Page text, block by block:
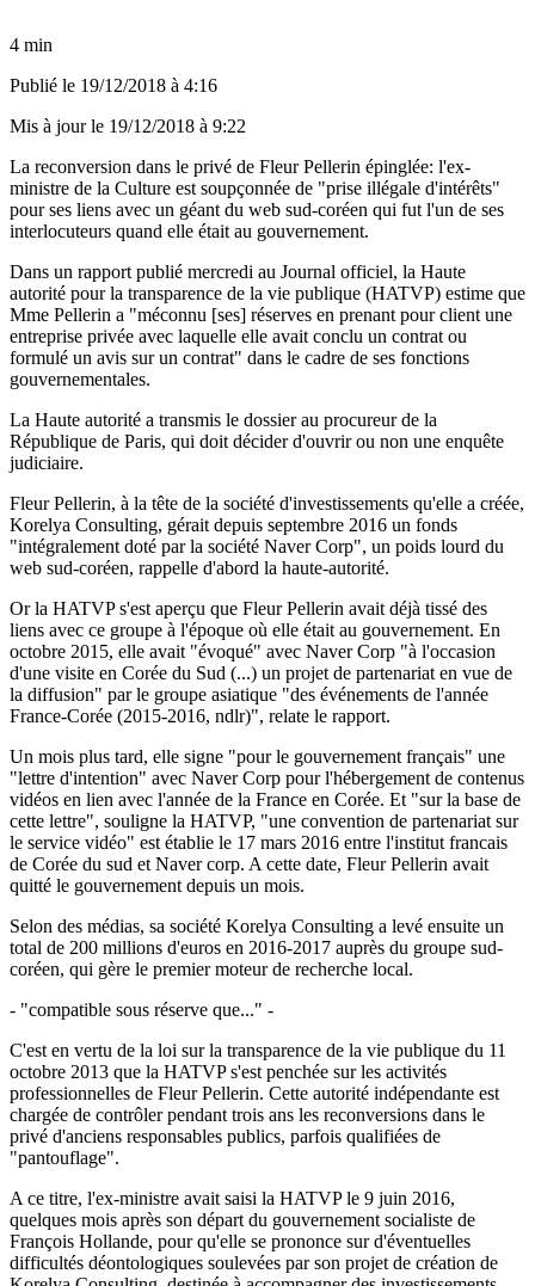
4 min
Publié le 19/12/2018 à 4:16
Mis à jour le 19/12/2018 à 9:22
La reconversion dans le privé de Fleur Pellerin épinglée: l'ex-
ministre de la Culture est soupçonnée de "prise illégale d'intérêts"
pour ses liens avec un géant du web sud-coréen qui fut l'un de ses
interlocuteurs quand elle était au gouvernement.
Dans un rapport publié mercredi au Journal officiel, la Haute
autorité pour la transparence de la vie publique (HATVP) estime que
Mme Pellerin a "méconnu [ses] réserves en prenant pour client une
entreprise privée avec laquelle elle avait conclu un contrat ou
formulé un avis sur un contrat" dans le cadre de ses fonctions
gouvernementales.
La Haute autorité a transmis le dossier au procureur de la
République de Paris, qui doit décider d'ouvrir ou non une enquête
judiciaire.
Fleur Pellerin, à la tête de la société d'investissements qu'elle a créée,
Korelya Consulting, gérait depuis septembre 2016 un fonds
"intégralement doté par la société Naver Corp", un poids lourd du
web sud-coréen, rappelle d'abord la haute-autorité.
Or la HATVP s'est aperçu que Fleur Pellerin avait déjà tissé des
liens avec ce groupe à l'époque où elle était au gouvernement. En
octobre 2015, elle avait "évoqué" avec Naver Corp "à l'occasion
d'une visite en Corée du Sud (...) un projet de partenariat en vue de
la diffusion" par le groupe asiatique "des événements de l'année
France-Corée (2015-2016, ndlr)", relate le rapport.
Un mois plus tard, elle signe "pour le gouvernement français" une
"lettre d'intention" avec Naver Corp pour l'hébergement de contenus
vidéos en lien avec l'année de la France en Corée. Et "sur la base de
cette lettre", souligne la HATVP, "une convention de partenariat sur
le service vidéo" est établie le 17 mars 2016 entre l'institut francais
de Corée du sud et Naver corp. A cette date, Fleur Pellerin avait
quitté le gouvernement depuis un mois.
Selon des médias, sa société Korelya Consulting a levé ensuite un
total de 200 millions d'euros en 2016-2017 auprès du groupe sud-
coréen, qui gère le premier moteur de recherche local.
- "compatible sous réserve que..." -
C'est en vertu de la loi sur la transparence de la vie publique du 11
octobre 2013 que la HATVP s'est penchée sur les activités
professionnelles de Fleur Pellerin. Cette autorité indépendante est
chargée de contrôler pendant trois ans les reconversions dans le
privé d'anciens responsables publics, parfois qualifiées de
"pantouflage".
A ce titre, l'ex-ministre avait saisi la HATVP le 9 juin 2016,
quelques mois après son départ du gouvernement socialiste de
François Hollande, pour qu'elle se prononce sur d'éventuelles
difficultés déontologiques soulevées par son projet de création de